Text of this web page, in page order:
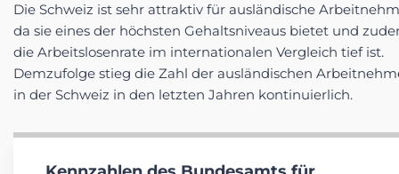
Die Schweiz ist sehr attraktiv für ausländische
da sie eines der höchsten Gehaltsniveaus bietet und
die Arbeitslosenrate im internationalen Vergleich tief ist.
Demzufolge stieg die Zahl der ausländischen
in der Schweiz in den letzten Jahren kontinuierlich.